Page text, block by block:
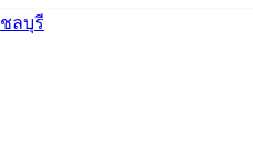
ต่งเทียนพรรษา จำนวน 4